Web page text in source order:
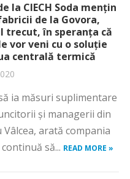
la CIECH Soda mențin
de la Govora,
trecut, în speranța că
vor veni cu o soluție
centrală termică
ia măsuri suplimentare
și managerii din
arată compania
să... READ MORE »